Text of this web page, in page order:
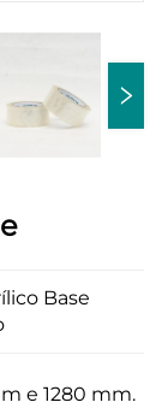
Base
e 1280 mm.